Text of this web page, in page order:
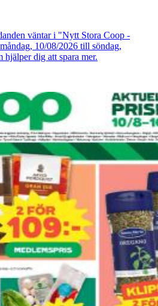
väntar i "Nytt Stora Coop -
10/08/2026 till söndag,
dig att spara mer.